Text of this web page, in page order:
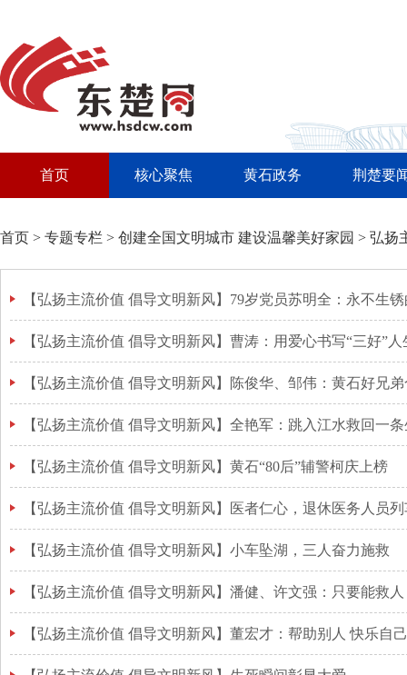
首页 核心聚焦 黄石政务 荆楚要
首页 > 专题专栏 > 创建全国文明城市 建设温馨美好家园 > 弘扬
【弘扬主流价值 倡导文明新风】79岁党员苏明全：永不生锈
【弘扬主流价值 倡导文明新风】曹涛：用爱心书写“三好”人
【弘扬主流价值 倡导文明新风】陈俊华、邹伟：黄石好兄
【弘扬主流价值 倡导文明新风】全艳军：跳入江水救回一
【弘扬主流价值 倡导文明新风】黄石“80后”辅警柯庆上榜
【弘扬主流价值 倡导文明新风】医者仁心，退休医务人员
【弘扬主流价值 倡导文明新风】小车坠湖，三人奋力施救
【弘扬主流价值 倡导文明新风】潘健、许文强：只要能救
【弘扬主流价值 倡导文明新风】董宏才：帮助别人 快乐自己